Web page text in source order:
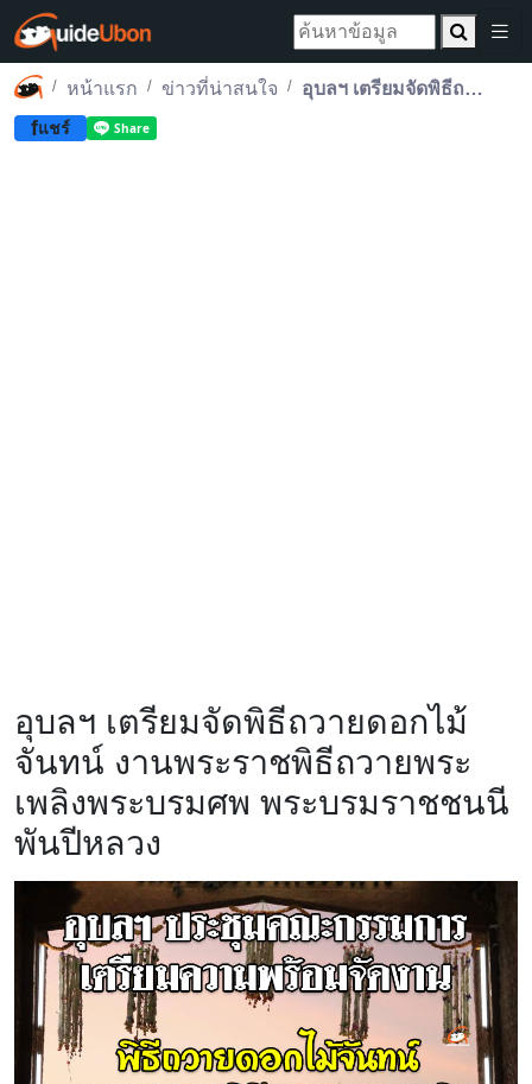
หน้าแรก ข่าวที่น่าสนใจ อุบลฯ เตรียมจัดพิธีถวายดอกไม้จันทน์ งานพระราชพิธีถวายพระเพลิงพระบรมศพ พระบรมราชชนนีพันปีหลวง
fแชร์
อุบลฯ เตรียมจัดพิธีถวายดอกไม้
จันทน์ งานพระราชพิธีถวายพระ
เพลิงพระบรมศพ พระบรมราชชนนี
พันปีหลวง